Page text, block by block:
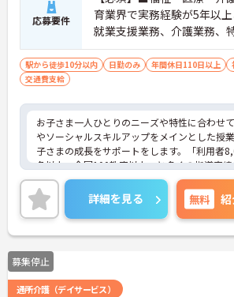
応募要件
育業界で実務経験が5年以
就業支援業務、介護業務、
ど）■児童発達支援管理責
駅から徒歩10分以内 日勤のみ 年間休日110日以上
交通費支給
お子さま一人ひとりのニーズや特性に合わせ
やソーシャルスキルアップをメインとした授
子さまの成長をサポートをします。「利用者
名以上、全国100教室以上」と多くの指導実
して培ったノウハウもあり、満足度の高いサ
の提供とともに、自身の療育分野でのスキル向
目指せます。年間休日は120日前後とプライ
との両立もしやすいです。
ご興味のある方はお気軽にお問い合わせ下さ
らに詳細などお伝えします！
詳細を見る 無料 紹
募集停止
通所介護（デイサービス）